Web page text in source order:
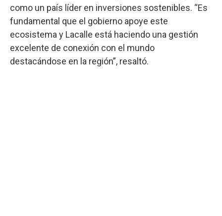
como un país líder en inversiones sostenibles. “Es
fundamental que el gobierno apoye este
ecosistema y Lacalle está haciendo una gestión
excelente de conexión con el mundo
destacándose en la región”, resaltó.